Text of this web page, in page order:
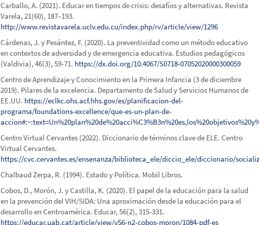
Carballo, A. (2021). Educar en tiempos de crisis: desafíos y alternativas. Revista
Varela, 21(60), 187–193.
http://www.revistavarela.uclv.edu.cu/index.php/rv/article/view/1296
Cárdenas, J. y Pesántez, F. (2020). La preventividad como un método educativo
en contextos de adversidad y de emergencia educativa. Estudios pedagógicos
(Valdivia), 46(3), 59-71. https://dx.doi.org/10.4067/S0718-07052020000300059
Centro de Aprendizaje y Conocimiento en la Primera Infancia (3 de diciembre
2019). Pilares de la excelencia. Departamento de Salud y Servicios Humanos de
EE.UU. https://eclkc.ohs.acf.hhs.gov/es/planificacion-del-
programa/foundations-excellence/que-es-un-plan-de-
Centro Virtual Cervantes (2022). Diccionario de términos clave de ELE. Centro
Virtual Cervantes.
https://cvc.cervantes.es/ensenanza/biblioteca_ele/diccio_ele/diccionario/
Chalbaud Zerpa, R. (1994). Estado y Política. Mobil Libros.
Cobos, D., Morón, J. y Castilla, K. (2020). El papel de la educación para la salud
en la prevención del VIH/SIDA: Una aproximación desde la educación para el
desarrollo en Centroamérica. Educar, 56(2), 315-331.
https://educar.uab.cat/article/view/v56-n2-cobos-moron/1084-pdf-es